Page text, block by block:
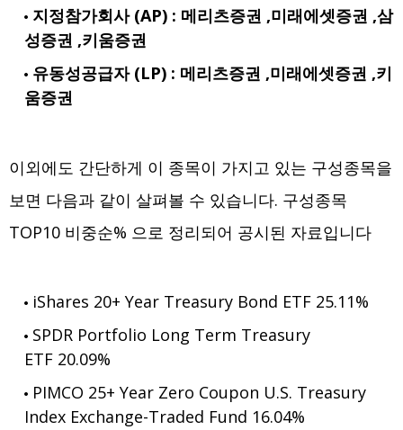
지정참가회사 (AP) : 메리츠증권 ,미래에셋증권 ,삼
성증권 ,키움증권
유동성공급자 (LP) : 메리츠증권 ,미래에셋증권 ,키
움증권
이외에도 간단하게 이 종목이 가지고 있는 구성종목을
보면 다음과 같이 살펴볼 수 있습니다. 구성종목
TOP10 비중순% 으로 정리되어 공시된 자료입니다
iShares 20+ Year Treasury Bond ETF 25.11%
SPDR Portfolio Long Term Treasury
ETF 20.09%
PIMCO 25+ Year Zero Coupon U.S. Treasury
Index Exchange-Traded Fund 16.04%